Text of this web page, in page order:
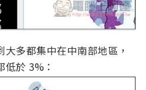
多都集中在中南部地區，
於 3%：